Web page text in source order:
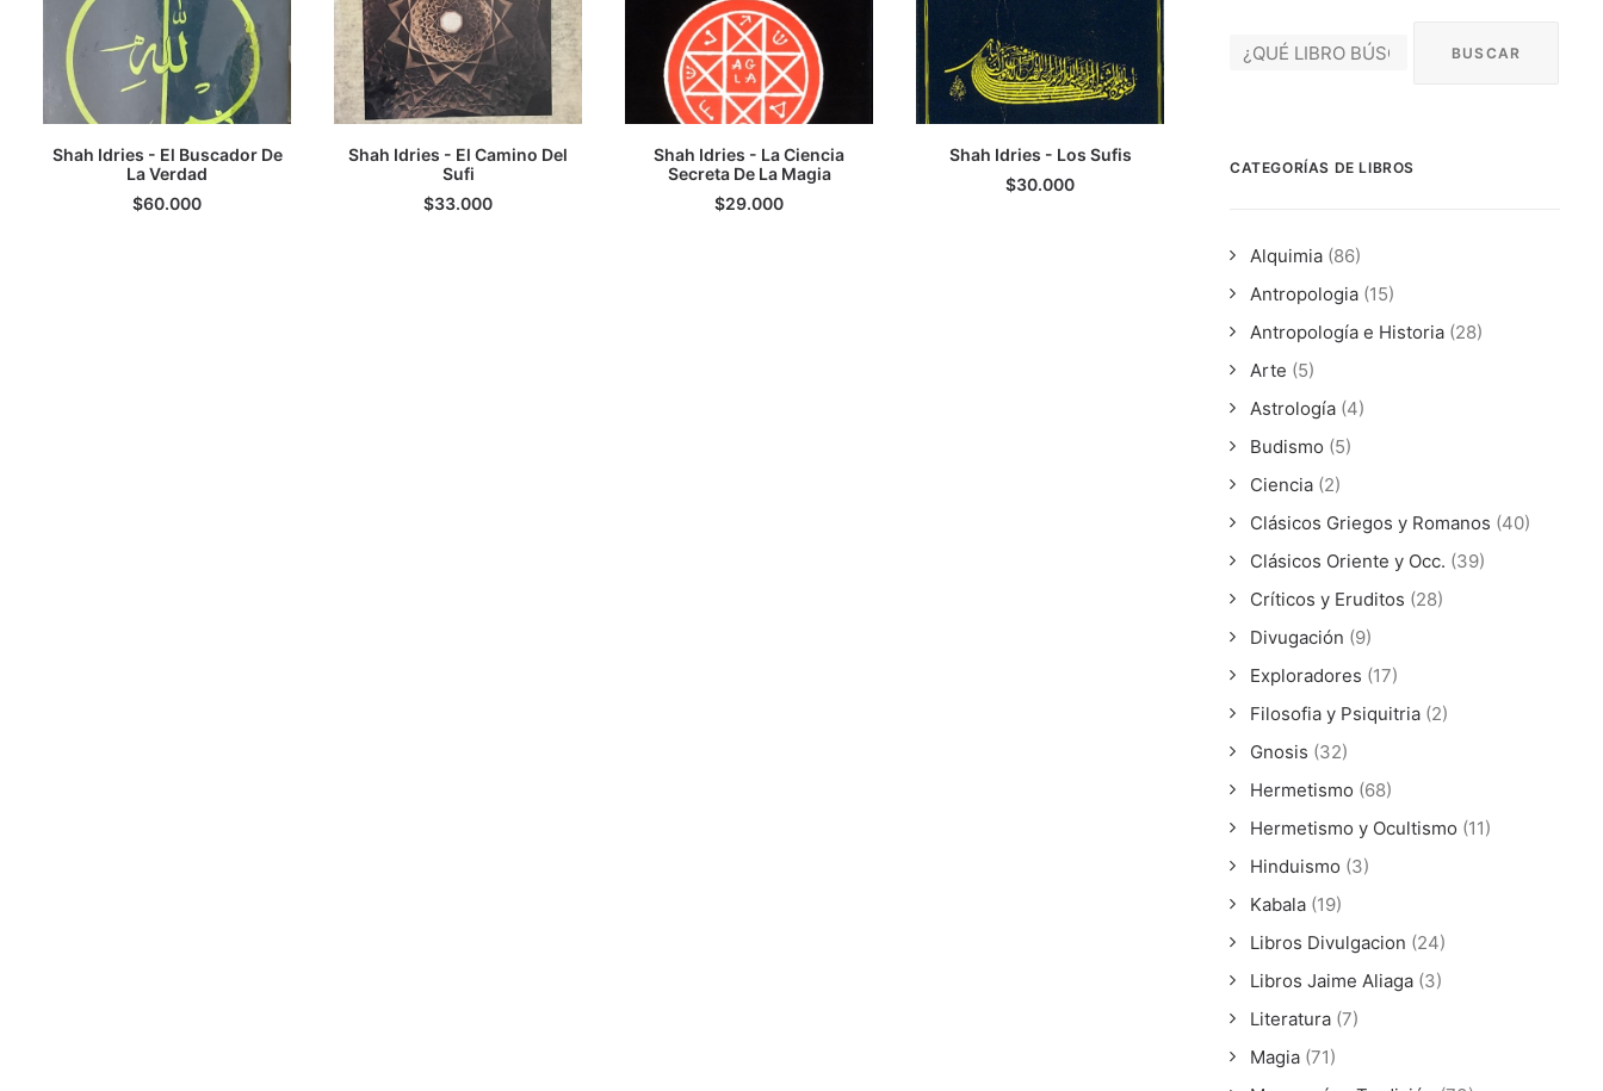
AGREGAR AL CARRITO
Shah Idries - El Buscador De
La Verdad
$60.000
AGREGAR AL CARRITO
Shah Idries - El Camino Del
Sufi
$33.000
LEER MÁS
Shah Idries - La Ciencia
Secreta De La Magia
$29.000
LEER MÁS
Shah Idries - Los Sufis
$30.000
CATEGORÍAS DE LIBROS
Alquimia (86)
Antropologia (15)
Antropología e Historia (28)
Arte (5)
Astrología (4)
Budismo (5)
Ciencia (2)
Clásicos Griegos y Romanos (40)
Clásicos Oriente y Occ. (39)
Críticos y Eruditos (28)
Divugación (9)
Exploradores (17)
Filosofia y Psiquitria (2)
Gnosis (32)
Hermetismo (68)
Hermetismo y Ocultismo (11)
Hinduismo (3)
Kabala (19)
Libros Divulgacion (24)
Libros Jaime Aliaga (3)
Literatura (7)
Magia (71)